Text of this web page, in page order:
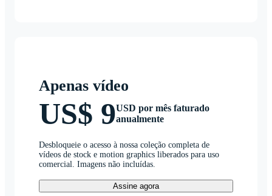
Apenas vídeo
US$ 9USD por mês faturado
anualmente
Desbloqueie o acesso à nossa coleção completa de
vídeos de stock e motion graphics liberados para uso
comercial. Imagens não incluídas.
Assine agora